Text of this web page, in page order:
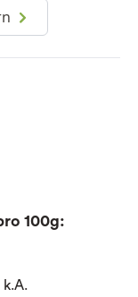
100g:
k.A.